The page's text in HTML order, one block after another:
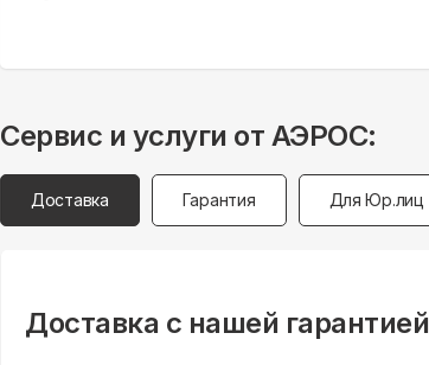
Сервис и услуги от АЭРОС:
Доставка Гарантия Для Юр.лиц
Доставка с нашей гарантией